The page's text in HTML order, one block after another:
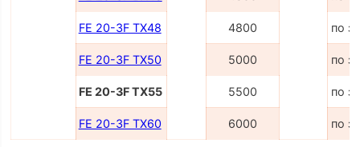
FE 20-3F TX48 4800 по
FE 20-3F TX50 5000 по
FE 20-3F TX55 5500 по
FE 20-3F TX60 6000 по